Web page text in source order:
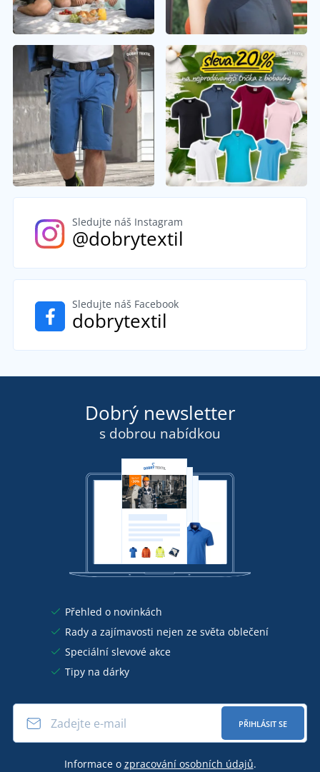
Sledujte náš Instagram
@dobrytextil
Sledujte náš Facebook
dobrytextil
Dobrý newsletter
s dobrou nabídkou
Přehled o novinkách
Rady a zajímavosti nejen ze světa oblečení
Speciální slevové akce
Tipy na dárky
PŘIHLÁSIT SE
Informace o zpracování osobních údajů.